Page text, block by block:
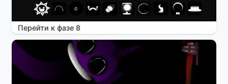
Перейти к фазе 8